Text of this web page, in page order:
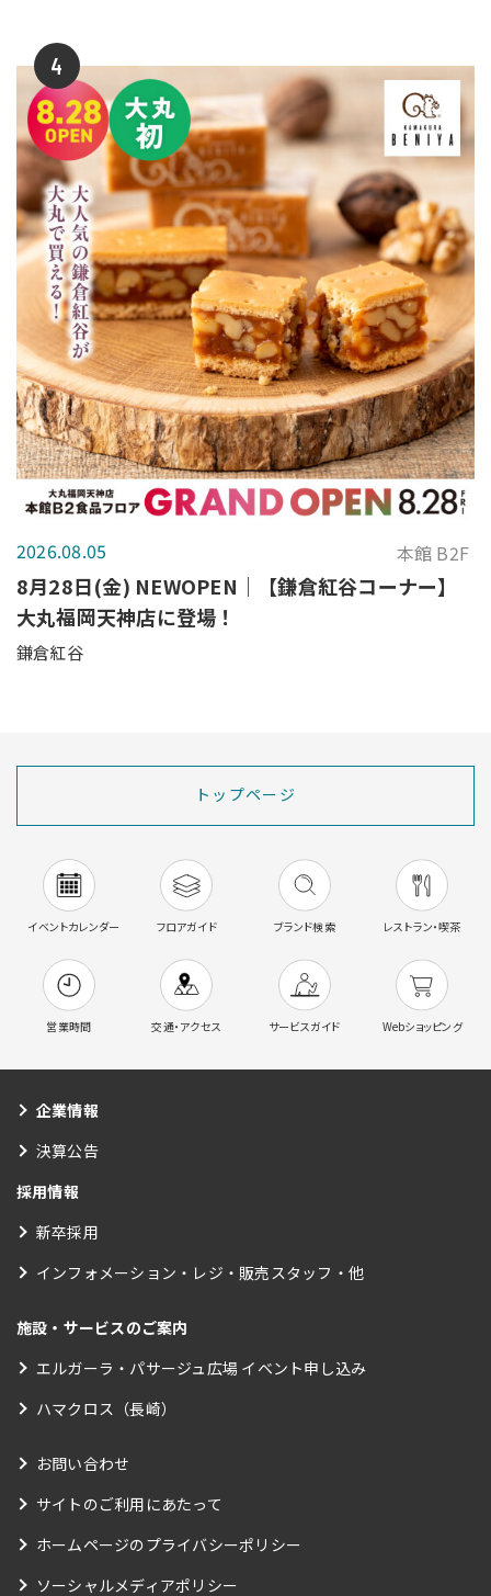
4
2026.08.05 本館 B2F
8月28日(金) NEWOPEN｜【鎌倉紅谷コーナー】
大丸福岡天神店に登場！
鎌倉紅谷
トップページ
イベントカレンダー フロアガイド ブランド検索 レストラン・喫茶
営業時間 交通・アクセス サービスガイド Webショッピング
企業情報
決算公告
採用情報
新卒採用
インフォメーション・レジ・販売スタッフ・他
施設・サービスのご案内
エルガーラ・パサージュ広場 イベント申し込み
ハマクロス（長崎）
お問い合わせ
サイトのご利用にあたって
ホームページのプライバシーポリシー
ソーシャルメディアポリシー